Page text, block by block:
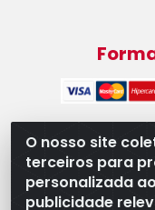
O nosso site
terceiros para
personalizada
publicidade
WB
08.528.393/
Oeste